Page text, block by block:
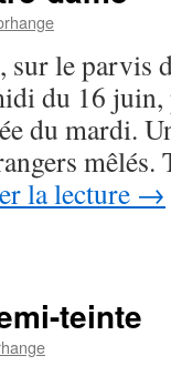
le parvis
du 16 juin,
du mardi.
mêlés.
la lecture →
teinte